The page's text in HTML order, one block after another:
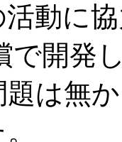
動に
で開発
は無